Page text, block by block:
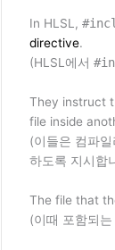
In HLSL,
directive.
(HLSL에서
They instruct
file inside
(이들은 컴파
하도록 지시합
The file that
(이때 포함되는